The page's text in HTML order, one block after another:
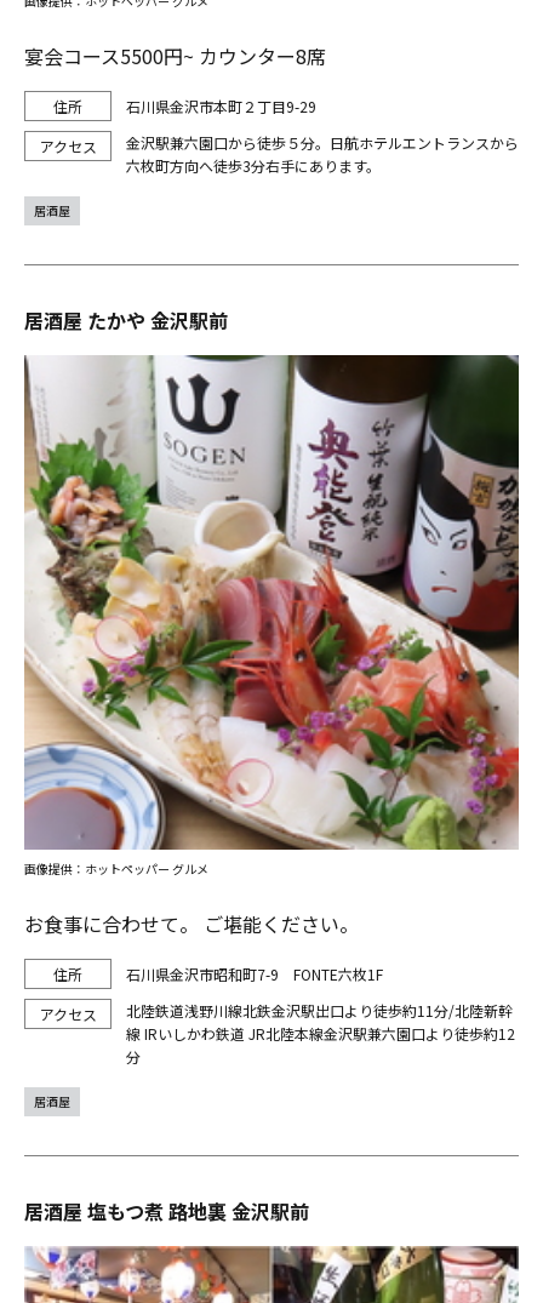
宴会コース5500円~ カウンター8席
石川県金沢市本町２丁目9-29
金沢駅兼六園口から徒歩５分。日航ホテルエントランスから
六枚町方向へ徒歩3分右手にあります。
居酒屋
居酒屋 たかや 金沢駅前
お食事に合わせて。 ご堪能ください。
石川県金沢市昭和町7-9 FONTE六枚1F
北陸鉄道浅野川線北鉄金沢駅出口より徒歩約11分/北陸新幹
線 IRいしかわ鉄道 JR北陸本線金沢駅兼六園口より徒歩約12
分
画像提供：ホットペッパー グルメ
居酒屋
居酒屋 塩もつ煮 路地裏 金沢駅前